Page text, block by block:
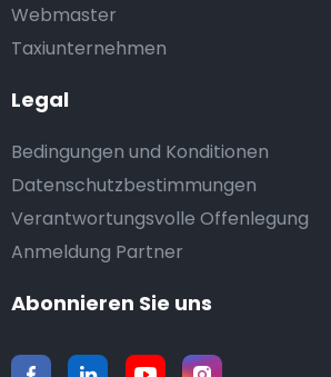
Webmaster
Taxiunternehmen
Legal
Bedingungen und Konditionen
Datenschutzbestimmungen
Verantwortungsvolle Offenlegung
Anmeldung Partner
Abonnieren Sie uns